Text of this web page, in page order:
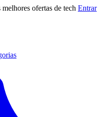
ofertas de tech Entrar